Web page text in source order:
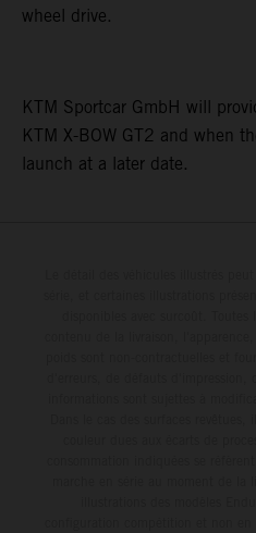
wheel drive.
KTM Sportcar GmbH will
KTM X-BOW GT2 and when
launch at a later date.